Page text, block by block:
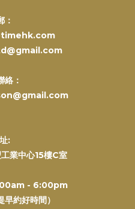
：
絡：
:
業中心15樓C室
- 6:00pm
早約好時間）